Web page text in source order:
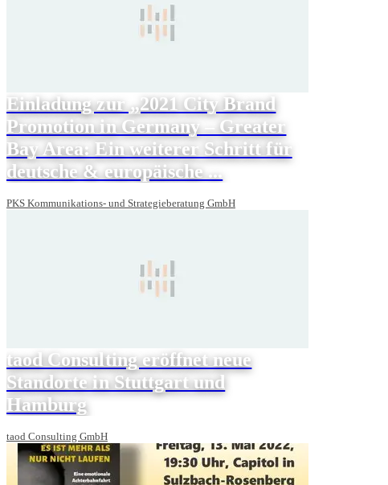
Einladung zur „2021 City Brand
Promotion in Germany – Greater
Bay Area: Ein weiterer Schritt für
deutsche & europäische ...
PKS Kommunikations- und Strategieberatung GmbH
taod Consulting eröffnet neue
Standorte in Stuttgart und
Hamburg
taod Consulting GmbH